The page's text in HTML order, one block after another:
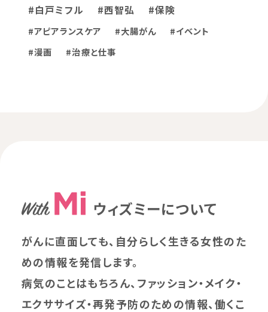
#白戸ミフル
#西智弘 #保険
#アピアランスケア #大腸がん
#イベント
#漫画
#治療と仕事
ウィズミーについて
がんに直面しても、自分らしく生きる女性のた
めの情報を発信します。
病気のことはもちろん、ファッション・メイク・
エクササイズ・再発予防のための情報、働くこ